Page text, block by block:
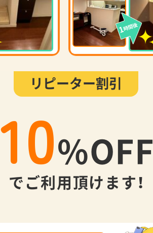
1時間後
リピーター割引
10%OFF
でご利用頂けます！